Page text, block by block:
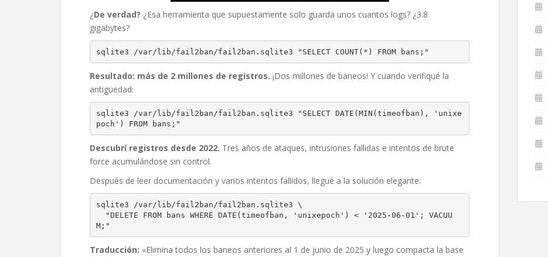
¿De verdad? ¿Esa herramienta que supuestamente solo guarda unos cuantos logs? ¿3.8
gigabytes?
sqlite3 /var/lib/fail2ban/fail2ban.sqlite3 "SELECT COUNT(*) FROM bans;"
Resultado: más de 2 millones de registros. ¡Dos millones de baneos! Y cuando verifiqué la
antigüedad:
sqlite3 /var/lib/fail2ban/fail2ban.sqlite3 "SELECT DATE(MIN(timeofban), 'unixe
poch') FROM bans;"
Descubrí registros desde 2022. Tres años de ataques, intrusiones fallidas e intentos de brute
force acumulándose sin control.
Después de leer documentación y varios intentos fallidos, llegué a la solución elegante:
sqlite3 /var/lib/fail2ban/fail2ban.sqlite3 \
M;"
Traducción: «Elimina todos los baneos anteriores al 1 de junio de 2025 y luego compacta la base